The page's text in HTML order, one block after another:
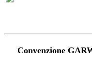
Convenzione